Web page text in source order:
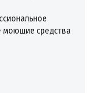
моющие средства